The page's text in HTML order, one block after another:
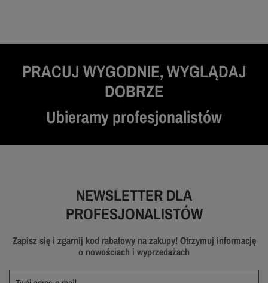
PRACUJ WYGODNIE, WYGLĄDAJ
DOBRZE
Ubieramy profesjonalistów
NEWSLETTER DLA
PROFESJONALISTÓW
Zapisz się i zgarnij kod rabatowy na zakupy! Otrzymuj informację
o nowościach i wyprzedażach